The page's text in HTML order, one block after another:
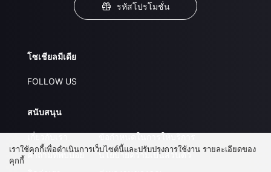
รหัสโปรโมชั่น
โซเชียลมีเดีย
FOLLOW US
สนับสนุน
คำถามที่พบบ่อย
นโยบายความเป็นส่วนตัว
เราใช้คุกกี้เพื่อดำเนินการเว็บไซต์นี้และปรับปรุงการใช้งาน รายละเอียดของ
คุกกี้